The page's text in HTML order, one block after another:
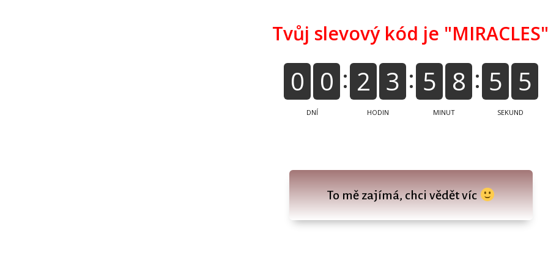
Tvůj slevový kód je "MIRACLES"
0 0
DNÍ
2 3
HODIN
5 8
MINUT
5 4
SEKUND
To mě zajímá, chci vědět víc